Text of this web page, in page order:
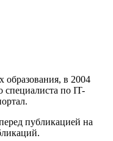
в 2004
специалиста по IT-
публикацией на